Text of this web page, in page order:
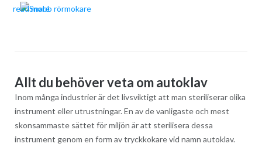
read more
Allt du behöver veta om autoklav
Inom många industrier är det livsviktigt att man steriliserar olika
instrument eller utrustningar. En av de vanligaste och mest
skonsammaste sättet för miljön är att sterilisera dessa
instrument genom en form av tryckkokare vid namn autoklav.